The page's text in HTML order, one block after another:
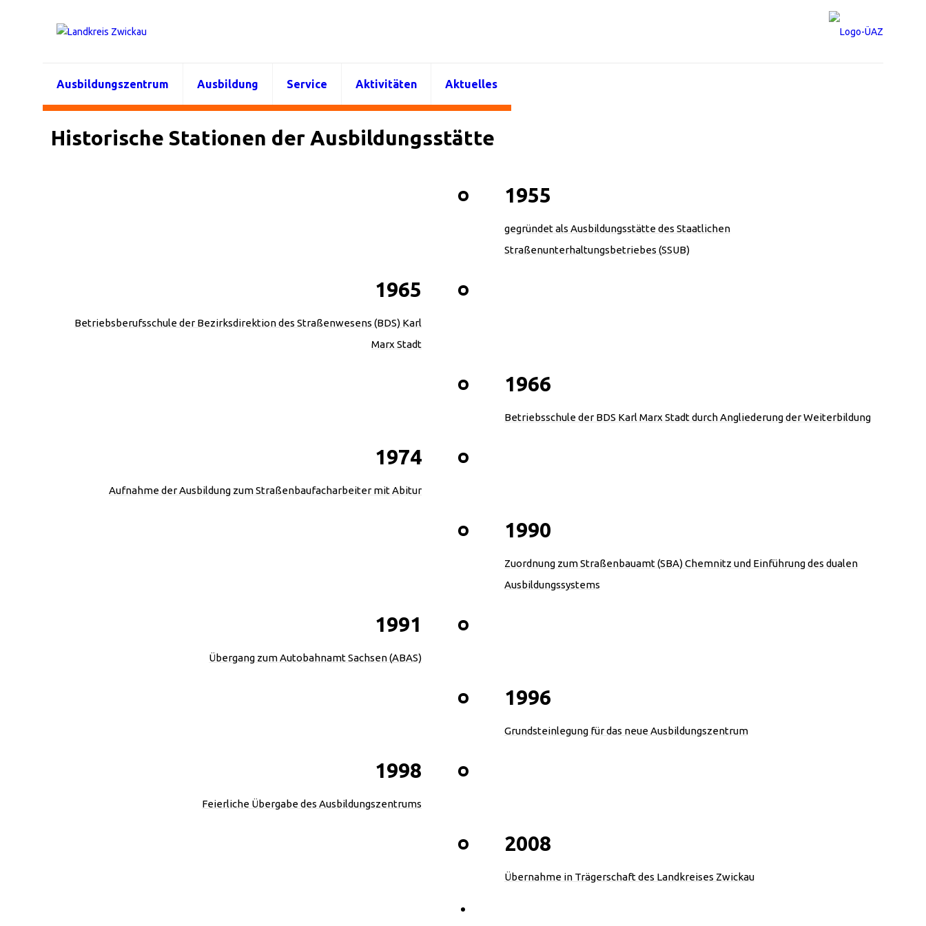
Ausbildungszentrum Ausbildung Service Aktivitäten Aktuelles
Historische Stationen der Ausbildungsstätte
1955
gegründet als Ausbildungsstätte des Staatlichen
Straßenunterhaltungsbetriebes (SSUB)
1965
Betriebsberufsschule der Bezirksdirektion des Straßenwesens (BDS) Karl
Marx Stadt
1966
Betriebsschule der BDS Karl Marx Stadt durch Angliederung der Weiterbildung
1974
Aufnahme der Ausbildung zum Straßenbaufacharbeiter mit Abitur
1990
Zuordnung zum Straßenbauamt (SBA) Chemnitz und Einführung des dualen
Ausbildungssystems
1991
Übergang zum Autobahnamt Sachsen (ABAS)
1996
Grundsteinlegung für das neue Ausbildungszentrum
1998
Feierliche Übergabe des Ausbildungszentrums
2008
Übernahme in Trägerschaft des Landkreises Zwickau